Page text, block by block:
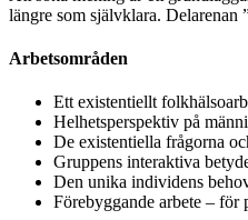
längre som självklara. Delarenan
Arbetsområden
Ett existentiellt
Helhetsperspektiv på
De existentiella frågorna
Gruppens interaktiva
Den unika individens
Förebyggande arbete – för